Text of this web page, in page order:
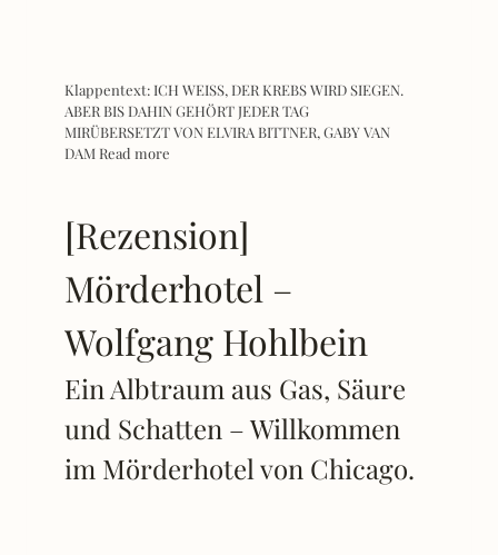
Klappentext: ICH WEISS, DER KREBS WIRD SIEGEN.
ABER BIS DAHIN GEHÖRT JEDER TAG
MIRÜBERSETZT VON ELVIRA BITTNER, GABY VAN
DAM Read more
[Rezension]
Mörderhotel –
Wolfgang Hohlbein
Ein Albtraum aus Gas, Säure
und Schatten – Willkommen
im Mörderhotel von Chicago.